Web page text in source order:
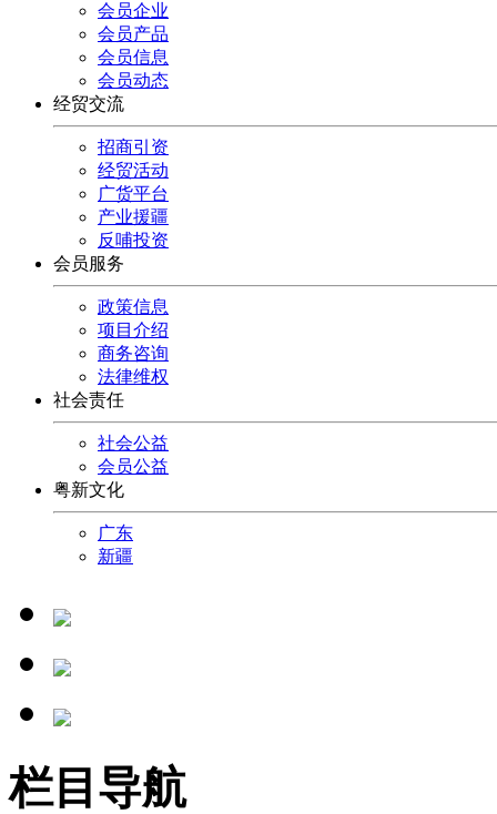
会员企业
会员产品
会员信息
会员动态
经贸交流
招商引资
经贸活动
广货平台
产业援疆
反哺投资
会员服务
政策信息
项目介绍
商务咨询
法律维权
社会责任
社会公益
会员公益
粤新文化
广东
新疆
栏目导航